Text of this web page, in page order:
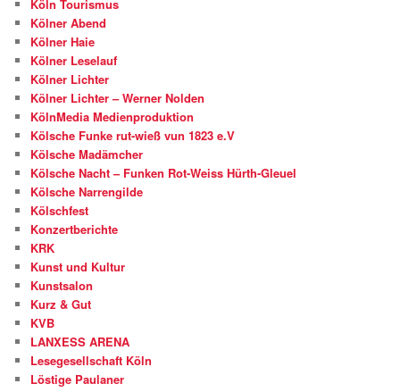
Köln Tourismus
Kölner Abend
Kölner Haie
Kölner Leselauf
Kölner Lichter
Kölner Lichter – Werner Nolden
KölnMedia Medienproduktion
Kölsche Funke rut-wieß vun 1823 e.V
Kölsche Madämcher
Kölsche Nacht – Funken Rot-Weiss Hürth-Gleuel
Kölsche Narrengilde
Kölschfest
Konzertberichte
KRK
Kunst und Kultur
Kunstsalon
Kurz & Gut
KVB
LANXESS ARENA
Lesegesellschaft Köln
Löstige Paulaner